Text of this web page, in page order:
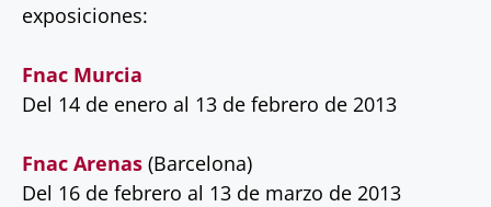
exposiciones:
Fnac Murcia
Del 14 de enero al 13 de febrero de 2013
Fnac Arenas (Barcelona)
Del 16 de febrero al 13 de marzo de 2013